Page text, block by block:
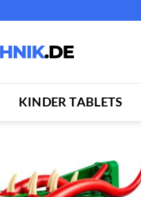
KINDER TABLETS